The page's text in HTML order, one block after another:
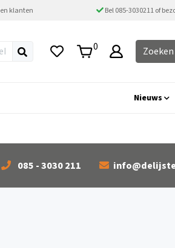
klanten Bel 085-3030211 of
0
Nieuws
085 - 3030 211